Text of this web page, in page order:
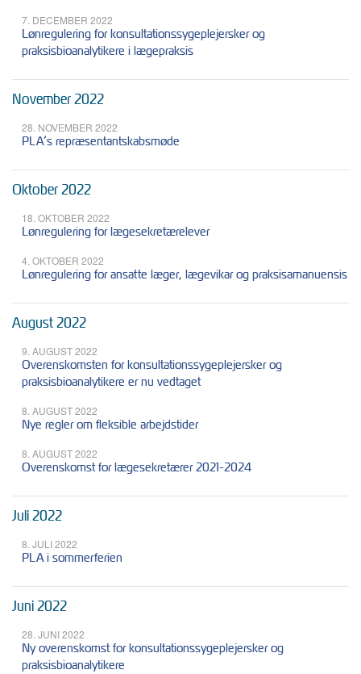
7. DECEMBER 2022
Lønregulering for konsultationssygeplejersker og
praksisbioanalytikere i lægepraksis
November 2022
28. NOVEMBER 2022
PLA’s repræsentantskabsmøde
Oktober 2022
18. OKTOBER 2022
Lønregulering for lægesekretærelever
4. OKTOBER 2022
Lønregulering for ansatte læger, lægevikar og praksisamanuensis
August 2022
9. AUGUST 2022
Overenskomsten for konsultationssygeplejersker og
praksisbioanalytikere er nu vedtaget
8. AUGUST 2022
Nye regler om fleksible arbejdstider
8. AUGUST 2022
Overenskomst for lægesekretærer 2021-2024
Juli 2022
8. JULI 2022
PLA i sommerferien
Juni 2022
28. JUNI 2022
Ny overenskomst for konsultationssygeplejersker og
praksisbioanalytikere